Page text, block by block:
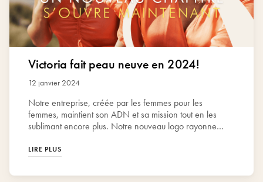
Victoria fait peau neuve en 2024!
12 janvier 2024
Notre entreprise, créée par les femmes pour les
femmes, maintient son ADN et sa mission tout en les
sublimant encore plus. Notre nouveau logo rayonne à
éclat supplémentaire à la marque de bijoux que nous
grâce à la construction d’un tout nouvel univers propre
LIRE PLUS